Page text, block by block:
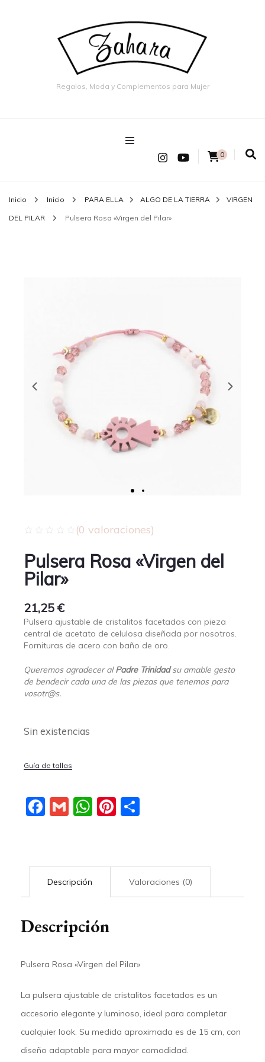
Regalos, Moda y Complementos para Mujer
0
Inicio Inicio PARA ELLA ALGO DE LA TIERRA VIRGEN
DEL PILAR Pulsera Rosa «Virgen del Pilar»
(0 valoraciones)
Pulsera Rosa «Virgen del
Pilar»
21,25 €
Pulsera ajustable de cristalitos facetados con pieza
central de acetato de celulosa diseñada por nosotros.
Fornituras de acero con baño de oro.
Queremos agradecer alPadre Trinidadsu amable gesto
de bendecir cada una de las piezas que tenemos para
vosotr@s.
Sin existencias
Guía de tallas
Facebook
GmailWhatsApp
Pinterest
Descripción Valoraciones (0)
Descripción
Pulsera Rosa «Virgen del Pilar»
La pulsera ajustable de cristalitos facetados es un
accesorio elegante y luminoso, ideal para completar
cualquier look. Su medida aproximada es de 15 cm, con
diseño adaptable para mayor comodidad.